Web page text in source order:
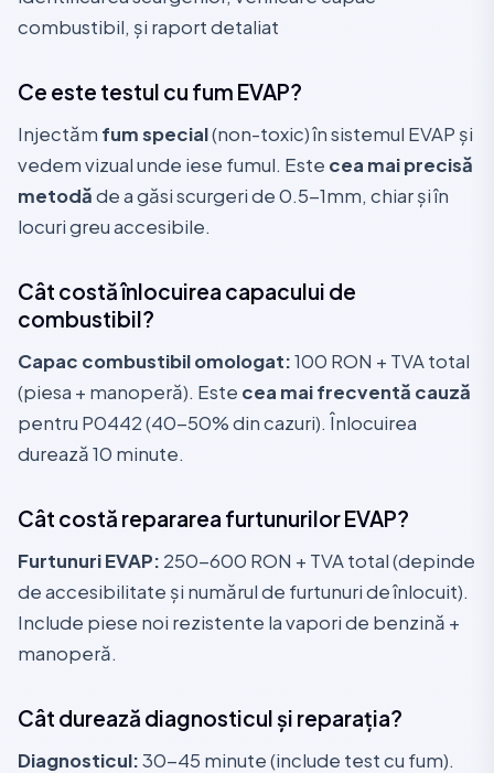
combustibil, și raport detaliat
Ce este testul cu fum EVAP?
Injectăm fum special(non-toxic) în sistemul EVAP și
vedem vizual unde iese fumul. Este cea mai precisă
metodăde a găsi scurgeri de 0.5-1mm, chiar și în
locuri greu accesibile.
Cât costă înlocuirea capacului de
combustibil?
Capac combustibil omologat:100 RON + TVA total
(piesa + manoperă). Este cea mai frecventă cauză
pentru P0442 (40-50% din cazuri). Înlocuirea
durează 10 minute.
Cât costă repararea furtunurilor EVAP?
Furtunuri EVAP: 250-600 RON + TVA total (depinde
de accesibilitate și numărul de furtunuri de înlocuit).
Include piese noi rezistente la vapori de benzină +
manoperă.
Cât durează diagnosticul și reparația?
Diagnosticul:30-45 minute (include test cu fum).